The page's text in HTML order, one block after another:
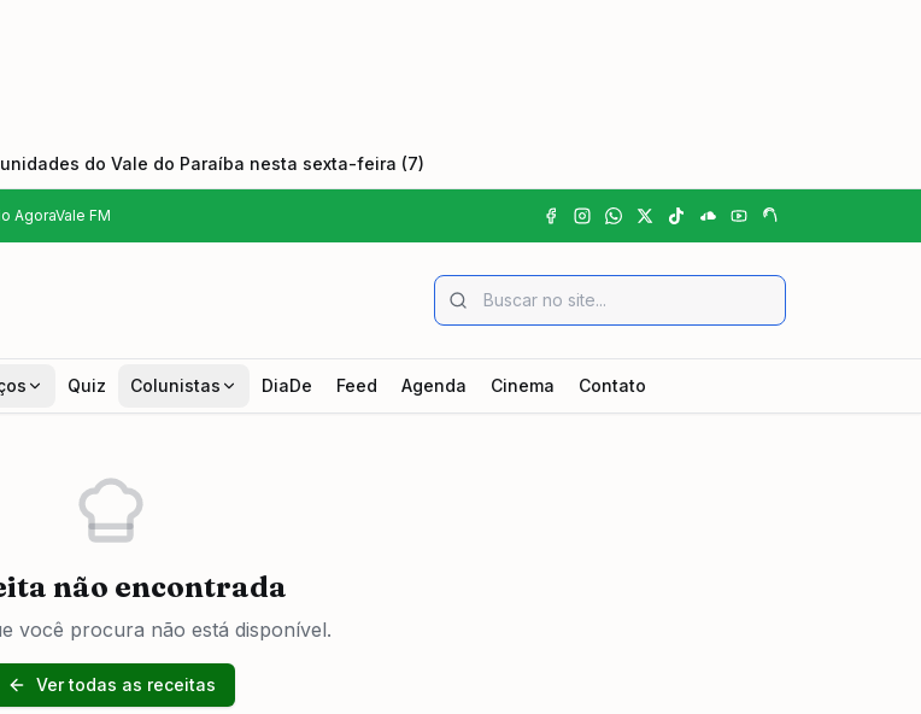
do Vale do Paraíba nesta sexta-feira (7)
AgoraVale FM
Quiz Colunistas DiaDe Feed Agenda Cinema Contato
não encontrada
você procura não está disponível.
Ver todas as receitas